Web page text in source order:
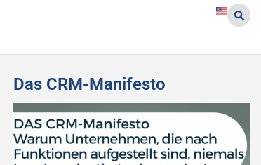
Das CRM-Manifesto